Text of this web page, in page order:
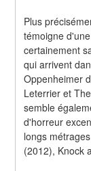
Plus
témoigne
certainement
qui arrivent
Oppenheimer
Leterrier et
semble
d'horreur
longs
(2012), Knock